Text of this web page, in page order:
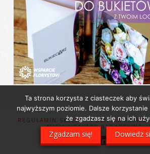
REGULAMIN SKLEPU
POLITYKA
MISJA I ZASADY REDAKCYJNE
Facebook
X LinkedIn
Ta strona korzysta z ciasteczek aby
najwyższym poziomie. Dalsze
że zgadzasz się na ich
Zgadzam się! Dowiedz